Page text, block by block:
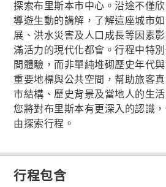
探索布里斯本市中心。沿途不僅
導遊生動的講解，了解這座城市
展、洪水災害及人口成長等因素
滿活力的現代化都會。行程中特
間體驗，而非單純堆砌歷史年代
重要地標與公共空間，幫助旅客
市結構、歷史背景及當地人的生
您將對布里斯本有更深入的認識
由探索行程。
行程包含